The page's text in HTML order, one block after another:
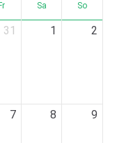
Fr Sa So
31 1 2
7 8 9